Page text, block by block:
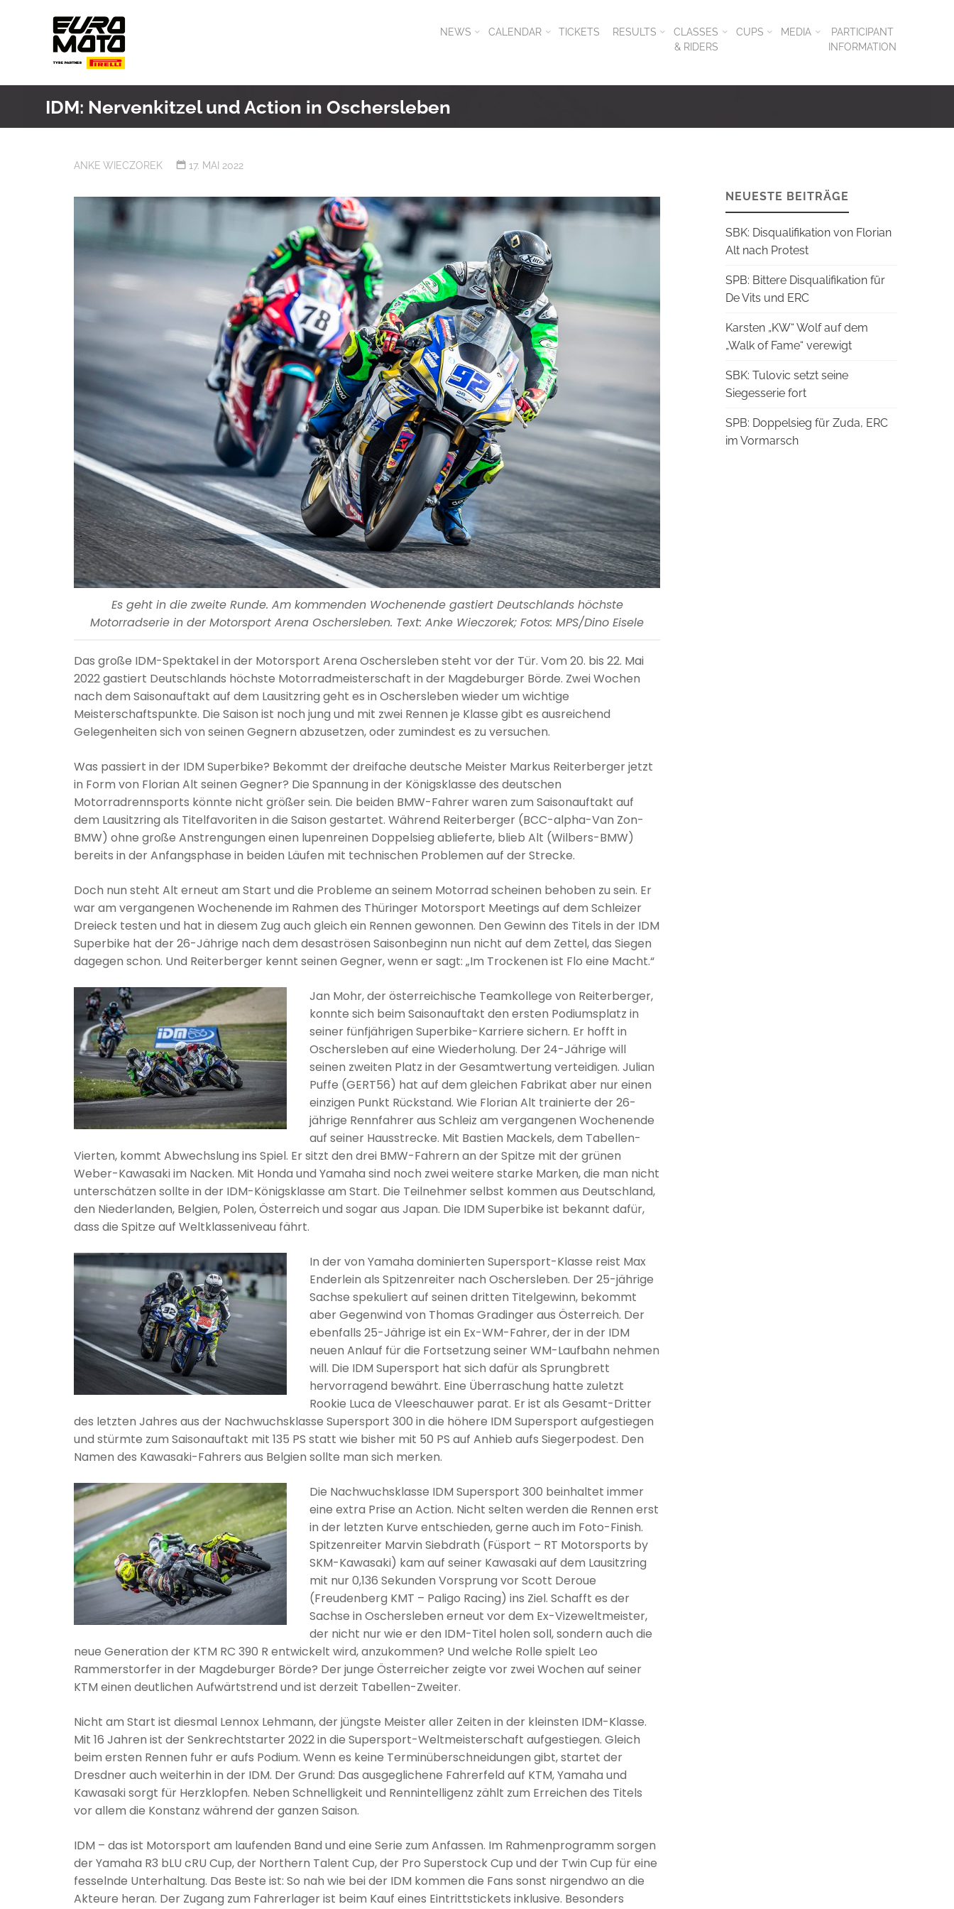
NEWS CALENDAR TICKETS RESULTS
CLASSES
& RIDERS
CUPS MEDIA
PARTICIPANT
INFORMATION
IDM: Nervenkitzel und Action in Oschersleben
ANKE WIECZOREK 17. MAI 2022
Es geht in die zweite Runde. Am kommenden Wochenende gastiert Deutschlands höchste
Motorradserie in der Motorsport Arena Oschersleben. Text: Anke Wieczorek; Fotos: MPS/Dino Eisele
Das große IDM-Spektakel in der Motorsport Arena Oschersleben steht vor der Tür. Vom 20. bis 22. Mai
2022 gastiert Deutschlands höchste Motorradmeisterschaft in der Magdeburger Börde. Zwei Wochen
nach dem Saisonauftakt auf dem Lausitzring geht es in Oschersleben wieder um wichtige
Meisterschaftspunkte. Die Saison ist noch jung und mit zwei Rennen je Klasse gibt es ausreichend
Gelegenheiten sich von seinen Gegnern abzusetzen, oder zumindest es zu versuchen.
Was passiert in der IDM Superbike? Bekommt der dreifache deutsche Meister Markus Reiterberger jetzt
in Form von Florian Alt seinen Gegner? Die Spannung in der Königsklasse des deutschen
Motorradrennsports könnte nicht größer sein. Die beiden BMW-Fahrer waren zum Saisonauftakt auf
dem Lausitzring als Titelfavoriten in die Saison gestartet. Während Reiterberger (BCC-alpha-Van Zon-
BMW) ohne große Anstrengungen einen lupenreinen Doppelsieg ablieferte, blieb Alt (Wilbers-BMW)
bereits in der Anfangsphase in beiden Läufen mit technischen Problemen auf der Strecke.
Doch nun steht Alt erneut am Start und die Probleme an seinem Motorrad scheinen behoben zu sein. Er
war am vergangenen Wochenende im Rahmen des Thüringer Motorsport Meetings auf dem Schleizer
Dreieck testen und hat in diesem Zug auch gleich ein Rennen gewonnen. Den Gewinn des Titels in der IDM
Superbike hat der 26-Jährige nach dem desaströsen Saisonbeginn nun nicht auf dem Zettel, das Siegen
dagegen schon. Und Reiterberger kennt seinen Gegner, wenn er sagt: „Im Trockenen ist Flo eine Macht.“
Jan Mohr, der österreichische Teamkollege von Reiterberger,
konnte sich beim Saisonauftakt den ersten Podiumsplatz in
seiner fünfjährigen Superbike-Karriere sichern. Er hofft in
Oschersleben auf eine Wiederholung. Der 24-Jährige will
seinen zweiten Platz in der Gesamtwertung verteidigen. Julian
Puffe (GERT56) hat auf dem gleichen Fabrikat aber nur einen
einzigen Punkt Rückstand. Wie Florian Alt trainierte der 26-
jährige Rennfahrer aus Schleiz am vergangenen Wochenende
auf seiner Hausstrecke. Mit Bastien Mackels, dem Tabellen-
Vierten, kommt Abwechslung ins Spiel. Er sitzt den drei BMW-Fahrern an der Spitze mit der grünen
Weber-Kawasaki im Nacken. Mit Honda und Yamaha sind noch zwei weitere starke Marken, die man nicht
unterschätzen sollte in der IDM-Königsklasse am Start. Die Teilnehmer selbst kommen aus Deutschland,
den Niederlanden, Belgien, Polen, Österreich und sogar aus Japan. Die IDM Superbike ist bekannt dafür,
dass die Spitze auf Weltklasseniveau fährt.
In der von Yamaha dominierten Supersport-Klasse reist Max
Enderlein als Spitzenreiter nach Oschersleben. Der 25-jährige
Sachse spekuliert auf seinen dritten Titelgewinn, bekommt
aber Gegenwind von Thomas Gradinger aus Österreich. Der
ebenfalls 25-Jährige ist ein Ex-WM-Fahrer, der in der IDM
neuen Anlauf für die Fortsetzung seiner WM-Laufbahn nehmen
will. Die IDM Supersport hat sich dafür als Sprungbrett
hervorragend bewährt. Eine Überraschung hatte zuletzt
Rookie Luca de Vleeschauwer parat. Er ist als Gesamt-Dritter
des letzten Jahres aus der Nachwuchsklasse Supersport 300 in die höhere IDM Supersport aufgestiegen
und stürmte zum Saisonauftakt mit 135 PS statt wie bisher mit 50 PS auf Anhieb aufs Siegerpodest. Den
Namen des Kawasaki-Fahrers aus Belgien sollte man sich merken.
Die Nachwuchsklasse IDM Supersport 300 beinhaltet immer
eine extra Prise an Action. Nicht selten werden die Rennen erst
in der letzten Kurve entschieden, gerne auch im Foto-Finish.
Spitzenreiter Marvin Siebdrath (Füsport – RT Motorsports by
SKM-Kawasaki) kam auf seiner Kawasaki auf dem Lausitzring
mit nur 0,136 Sekunden Vorsprung vor Scott Deroue
(Freudenberg KMT – Paligo Racing) ins Ziel. Schafft es der
Sachse in Oschersleben erneut vor dem Ex-Vizeweltmeister,
der nicht nur wie er den IDM-Titel holen soll, sondern auch die
neue Generation der KTM RC 390 R entwickelt wird, anzukommen? Und welche Rolle spielt Leo
Rammerstorfer in der Magdeburger Börde? Der junge Österreicher zeigte vor zwei Wochen auf seiner
KTM einen deutlichen Aufwärtstrend und ist derzeit Tabellen-Zweiter.
Nicht am Start ist diesmal Lennox Lehmann, der jüngste Meister aller Zeiten in der kleinsten IDM-Klasse.
Mit 16 Jahren ist der Senkrechtstarter 2022 in die Supersport-Weltmeisterschaft aufgestiegen. Gleich
beim ersten Rennen fuhr er aufs Podium. Wenn es keine Terminüberschneidungen gibt, startet der
Dresdner auch weiterhin in der IDM. Der Grund: Das ausgeglichene Fahrerfeld auf KTM, Yamaha und
Kawasaki sorgt für Herzklopfen. Neben Schnelligkeit und Rennintelligenz zählt zum Erreichen des Titels
vor allem die Konstanz während der ganzen Saison.
IDM – das ist Motorsport am laufenden Band und eine Serie zum Anfassen. Im Rahmenprogramm sorgen
der Yamaha R3 bLU cRU Cup, der Northern Talent Cup, der Pro Superstock Cup und der Twin Cup für eine
fesselnde Unterhaltung. Das Beste ist: So nah wie bei der IDM kommen die Fans sonst nirgendwo an die
Akteure heran. Der Zugang zum Fahrerlager ist beim Kauf eines Eintrittstickets inklusive. Besonders
NEUESTE BEITRÄGE
SBK: Disqualifikation von Florian
Alt nach Protest
SPB: Bittere Disqualifikation für
De Vits und ERC
Karsten „KW“ Wolf auf dem
„Walk of Fame“ verewigt
SBK: Tulovic setzt seine
Siegesserie fort
SPB: Doppelsieg für Zuda, ERC
im Vormarsch